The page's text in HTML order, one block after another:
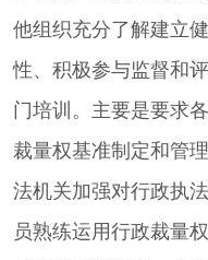
他组织充分了解建立
性、积极参与监督和
门培训。主要是要求
裁量权基准制定和管
法机关加强对行政执
员熟练运用行政裁量